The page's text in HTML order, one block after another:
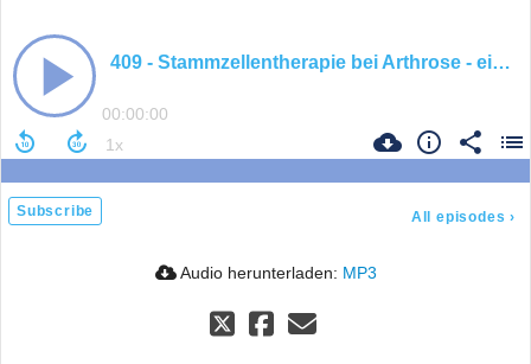
409 - Stammzellentherapie bei Arthrose - ein Gamechanger?
00:00:00
Subscribe All episodes ›
Audio herunterladen: MP3